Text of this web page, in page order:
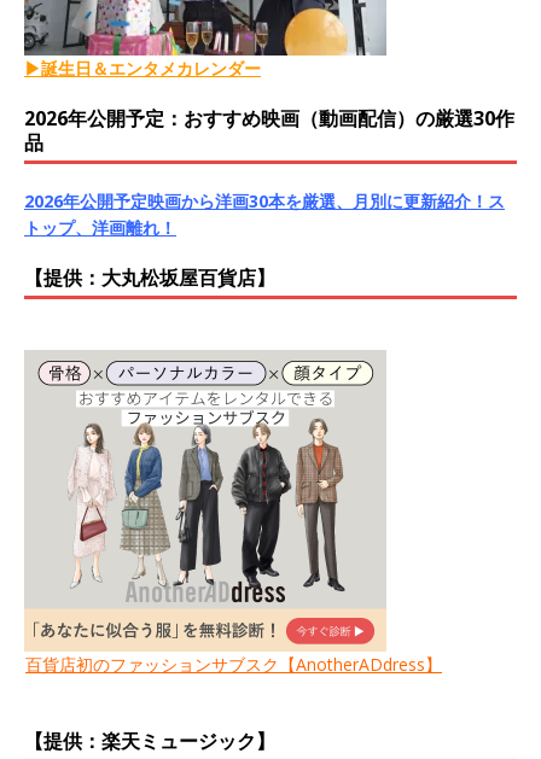
▶誕生日＆エンタメカレンダー
2026年公開予定：おすすめ映画（動画配信）の厳選30作
品
2026年公開予定映画から洋画30本を厳選、月別に更新紹介！ス
トップ、洋画離れ！
【提供：大丸松坂屋百貨店】
百貨店初のファッションサブスク【AnotherADdress】
【提供：楽天ミュージック】